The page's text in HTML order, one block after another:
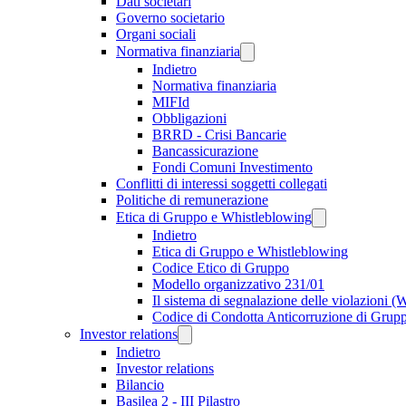
Governo societario
Organi sociali
Normativa finanziaria
Indietro
Normativa finanziaria
MIFId
Obbligazioni
BRRD - Crisi Bancarie
Bancassicurazione
Fondi Comuni Investimento
Conflitti di interessi soggetti collegati
Politiche di remunerazione
Etica di Gruppo e Whistleblowing
Indietro
Etica di Gruppo e Whistleblowing
Codice Etico di Gruppo
Modello organizzativo 231/01
Il sistema di segnalazione delle violazioni
Codice di Condotta Anticorruzione di
Investor relations
Indietro
Investor relations
Bilancio
Basilea 2 - III Pilastro